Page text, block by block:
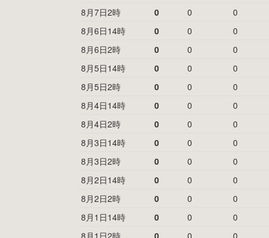
8月7日2時
0 0
0
8月6日14時
0 0
0
8月6日2時
0 0
0
8月5日14時
0 0
0
8月5日2時
0 0
0
8月4日14時
0 0
0
8月4日2時
0 0
0
8月3日14時
0 0
0
8月3日2時
0 0
0
8月2日14時
0 0
0
8月2日2時
0 0
0
8月1日14時
0 0
0
8月1日2時
0 0 0